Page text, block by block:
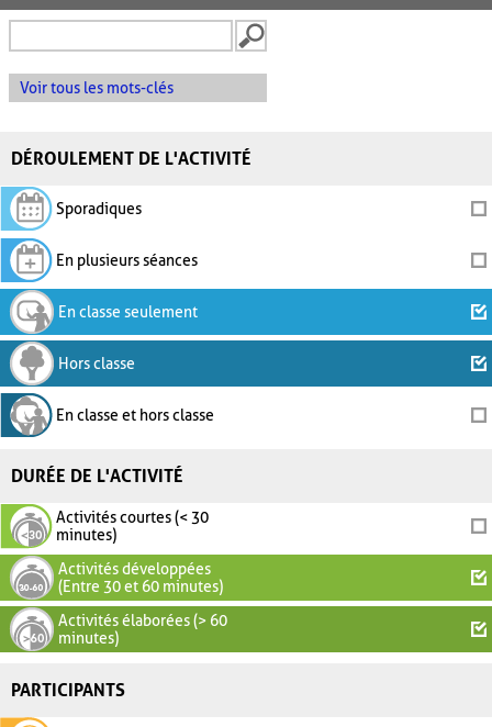
Voir tous les mots-clés
DÉROULEMENT DE L'ACTIVITÉ
Sporadiques
En plusieurs séances
En classe seulement
Hors classe
En classe et hors classe
DURÉE DE L'ACTIVITÉ
Activités courtes (< 30
minutes)
Activités développées
(Entre 30 et 60 minutes)
Activités élaborées (> 60
minutes)
PARTICIPANTS